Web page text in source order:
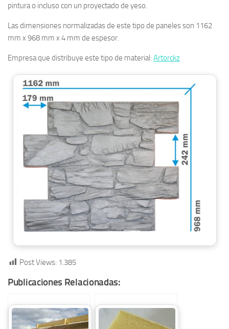
pintura o incluso con un proyectado de yeso.
Las dimensiones normalizadas de este tipo de paneles son 1162
mm x 968 mm x 4 mm de espesor.
Empresa que distribuye este tipo de material: Artorckz
Post Views: 1.385
Publicaciones Relacionadas: